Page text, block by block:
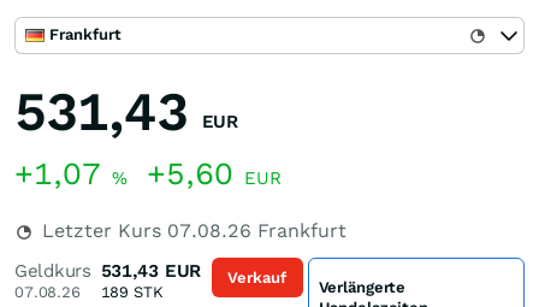
Frankfurt
531,43 EUR
+1,07 % +5,60 EUR
Letzter Kurs 07.08.26 Frankfurt
Geldkurs
07.08.26
531,43 EUR
189 STK
Verkauf
Verlängerte